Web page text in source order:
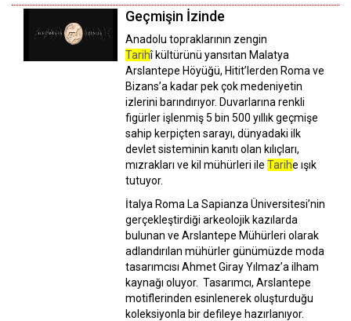
Geçmişin İzinde
Anadolu topraklarının zengin
Tarihî kültürünü yansıtan Malatya
Arslantepe Höyüğü, Hitit’lerden Roma ve
Bizans’a kadar pek çok medeniyetin
izlerini barındırıyor. Duvarlarına renkli
figürler işlenmiş 5 bin 500 yıllık geçmişe
sahip kerpiçten sarayı, dünyadaki ilk
devlet sisteminin kanıtı olan kılıçları,
mızrakları ve kil mühürleri ile Tarihe ışık
tutuyor.
İtalya Roma La Sapianza Üniversitesi’nin
gerçekleştirdiği arkeolojik kazılarda
bulunan ve Arslantepe Mühürleri olarak
adlandırılan mühürler günümüzde moda
tasarımcısı Ahmet Giray Yılmaz’a ilham
kaynağı oluyor. Tasarımcı, Arslantepe
motiflerinden esinlenerek oluşturduğu
koleksiyonla bir defileye hazırlanıyor.